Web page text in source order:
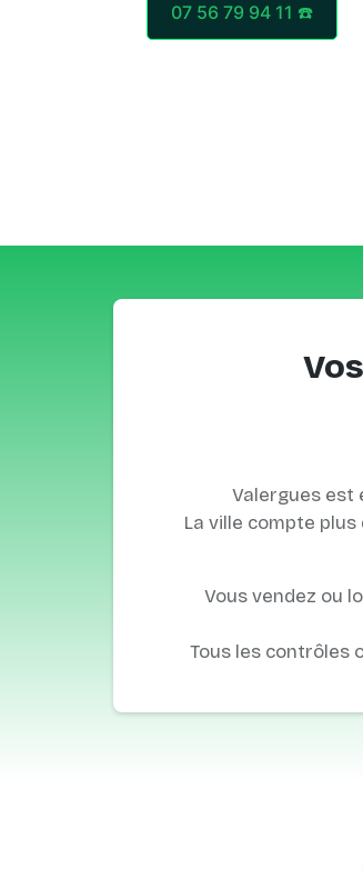
07 56 79 94 11 ☎️
Valergues est
La ville compte
Vous vendez ou
Tous les contrôles